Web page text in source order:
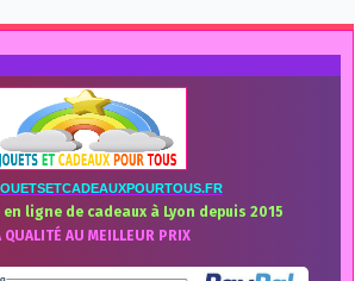
ligne de cadeaux à Lyon depuis 2015
QUALITÉ AU MEILLEUR PRIX